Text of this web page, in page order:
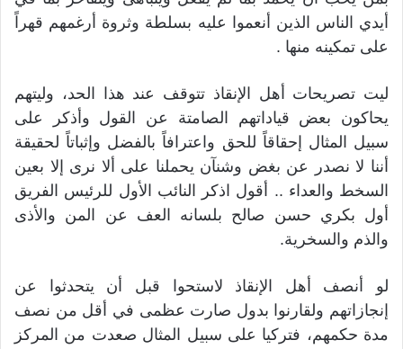
أيدي الناس الذين أنعموا عليه بسلطة وثروة أرغمهم قهراً
على تمكينه منها .
ليت تصريحات أهل الإنقاذ تتوقف عند هذا الحد، وليتهم
يحاكون بعض قياداتهم الصامتة عن القول وأذكر على
سبيل المثال إحقاقاً للحق واعترافاً بالفضل وإثباتاً لحقيقة
أننا لا نصدر عن بغض وشنآن يحملنا على ألا نرى إلا بعين
السخط والعداء .. أقول اذكر النائب الأول للرئيس الفريق
أول بكري حسن صالح بلسانه العف عن المن والأذى
والذم والسخرية.
لو أنصف أهل الإنقاذ لاستحوا قبل أن يتحدثوا عن
إنجازاتهم ولقارنوا بدول صارت عظمى في أقل من نصف
مدة حكمهم، فتركيا على سبيل المثال صعدت من المركز